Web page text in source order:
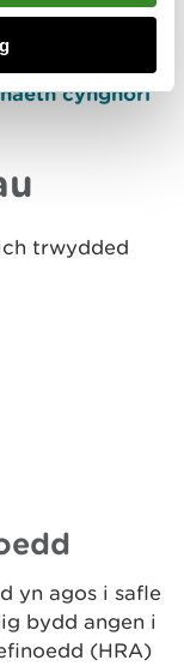
defaid
cais am
cynghori
trwydded
yn agos i safle
bydd angen i
(HRA)